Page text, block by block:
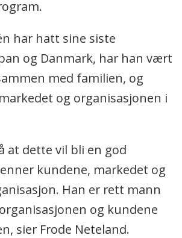
har hatt sine siste
og Danmark, har han vært
med familien, og
og organisasjonen i
at dette vil bli en god
kundene, markedet og
Han er rett mann
og kundene
sier Frode Neteland.